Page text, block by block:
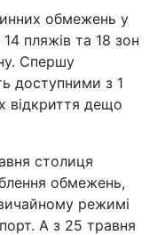
обмежень у
пляжів та 18 зон
Спершу
доступними з 1
відкриття дещо
столиця
обмежень,
режимі
А з 25 травня